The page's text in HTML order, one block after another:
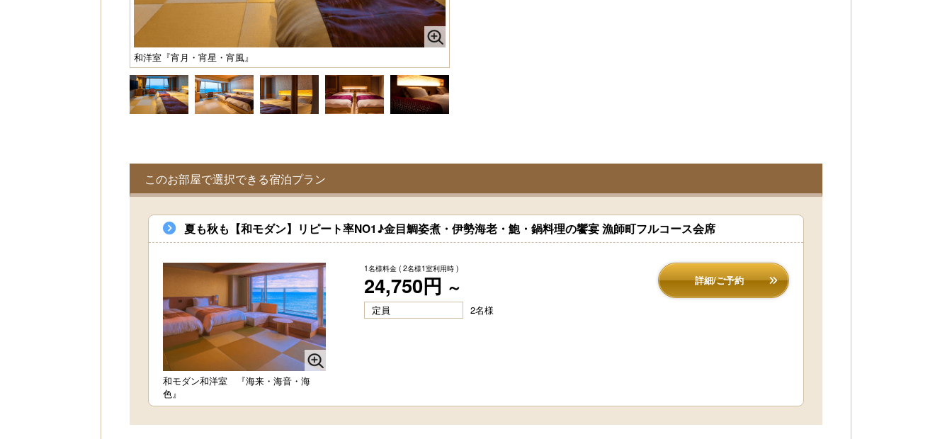
和洋室『宵月・宵星・宵風』
このお部屋で選択できる宿泊プラン
夏も秋も【和モダン】リピート率NO1♪金目鯛姿煮・伊勢海老・鮑・鍋料理の饗宴 漁師町フルコース会席
和モダン和洋室 『海来・海音・海
色』
1名様料金 ( 2名様1室利用時 )
24,750円 ～ 詳細/ご予約
定員 2名様